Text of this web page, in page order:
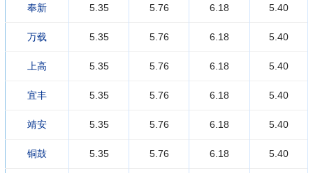
奉新 5.35 5.76 6.18 5.40
万载 5.35 5.76 6.18 5.40
上高 5.35 5.76 6.18 5.40
宜丰 5.35 5.76 6.18 5.40
靖安 5.35 5.76 6.18 5.40
铜鼓 5.35 5.76 6.18 5.40